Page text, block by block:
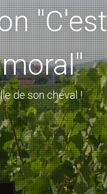
"C'est
de son cheval !